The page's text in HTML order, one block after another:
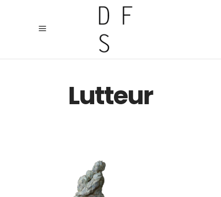
Lutteur